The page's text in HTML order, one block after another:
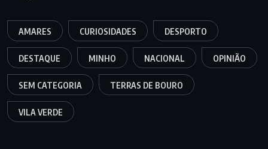
AMARES CURIOSIDADES DESPORTO
DESTAQUE MINHO NACIONAL OPINIÃO
SEM CATEGORIA TERRAS DE BOURO
VILA VERDE